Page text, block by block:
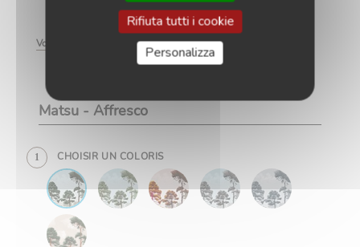
Voir la découpe des lés
Matsu - Affresco
1 CHOISIR UN COLORIS
Rifiuta tutti i cookie
Personalizza